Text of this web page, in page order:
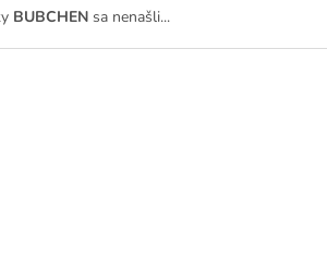
BUBCHEN sa nenašli...